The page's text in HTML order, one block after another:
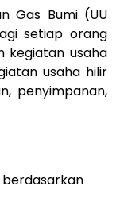
Gas Bumi (UU
setiap orang
kegiatan usaha
usaha hilir
penyimpanan,
berdasarkan